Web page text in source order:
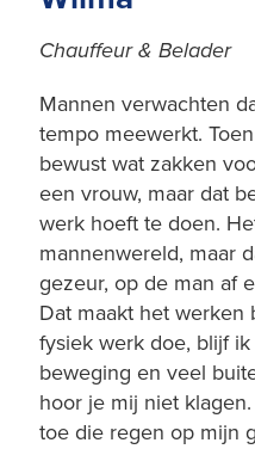
Chauffeur & Belader
Mannen verwachten
tempo meewerkt.
bewust wat zakken
een vrouw, maar dat
werk hoeft te doen.
mannenwereld, maar
gezeur, op de man af
Dat maakt het werken
fysiek werk doe, blijf
beweging en veel
hoor je mij niet
toe die regen op mijn